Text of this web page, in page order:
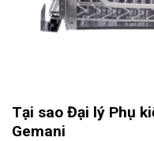
Tại sao Đại lý Phụ
Gemani